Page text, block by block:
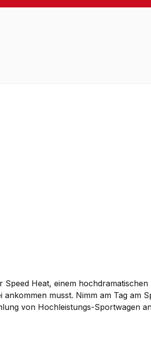
Speed Heat, einem
musst. Nimm am Tag am
von Hochleistungs-Sportwagen